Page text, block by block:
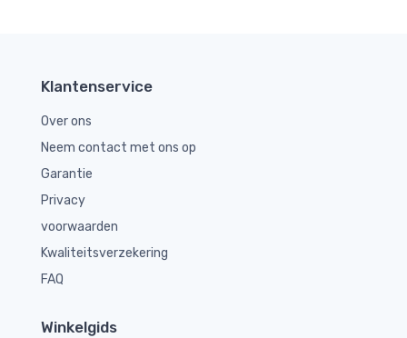
Klantenservice
Over ons
Neem contact met ons op
Garantie
Privacy
voorwaarden
Kwaliteitsverzekering
FAQ
Winkelgids